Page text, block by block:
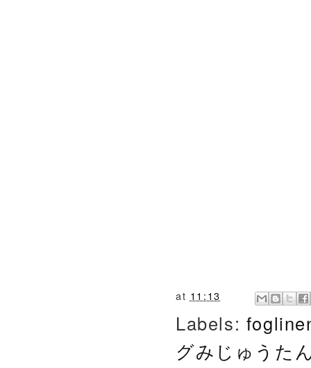
at 11:13
Labels:
グみじゅうた